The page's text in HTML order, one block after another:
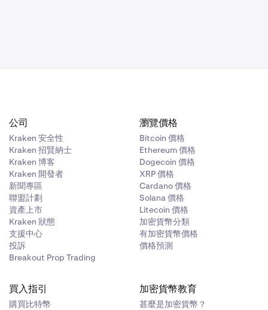
處。
公司
Kraken 安全性
Kraken 招賢納士
Kraken 博客
Kraken 開發者
新聞專區
聯盟計劃
資產上市
Kraken 狀態
支援中心
投訴
Breakout Prop Trading
瀏覽價格
Bitcoin 價格
Ethereum 價格
Dogecoin 價格
XRP 價格
Cardano 價格
Solana 價格
Litecoin 價格
加密貨幣分類
有加密貨幣價格
價格預測
買入指引
購買比特幣
加密貨幣教育
甚麼是加密貨幣？